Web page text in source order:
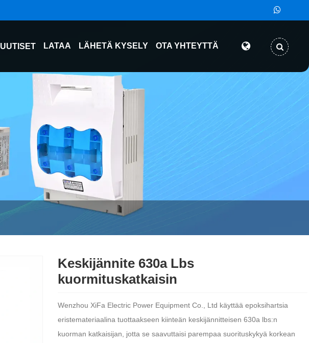
UUTISET LATAA LÄHETÄ KYSELY OTA YHTEYTTÄ
Keskijännite 630a Lbs
kuormituskatkaisin
Wenzhou XiFa Electric Power Equipment Co., Ltd käyttää epoksihartsia
eristemateriaalina tuottaakseen kiinteän keskijännitteisen 630a lbs:n
kuorman katkaisijan, jotta se saavuttaisi parempaa suorituskykyä korkean